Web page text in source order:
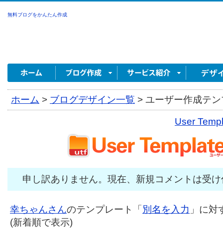
無料ブログをかんたん作成
ホーム > ブログデザイン一覧 > ユーザー作成テ
User
申し訳ありません。現在、新規コメントは受
幸ちゃんさんのテンプレート「 別名を入力 」に
(新着順で表示)